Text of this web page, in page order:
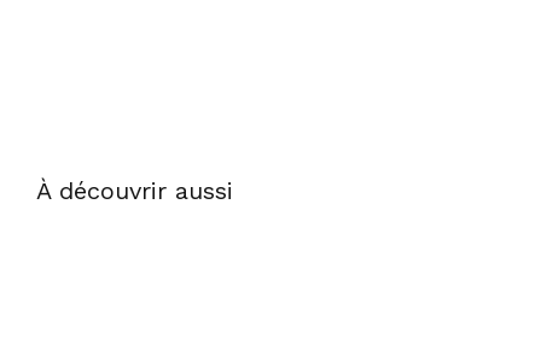
À découvrir aussi